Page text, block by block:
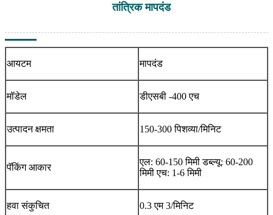
तांत्रिक मापदंड
आयटम मापदंड
मॉडेल डीएसबी -400 एच
उत्पादन क्षमता 150-300 पिशव्या/मिनिट
पॅकिंग आकार
एल: 60-150 मिमी डब्ल्यू: 60-200
मिमी एच: 1-6 मिमी
हवा संकुचित 0.3 एम 3/मिनिट